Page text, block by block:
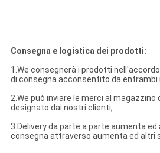
Consegna e logistica dei prodotti:
1.We consegnerà i prodotti
di consegna acconsentito da entrambi
2.We può inviare le merci al magazzino
designato dai nostri clienti,
3.Delivery da parte a parte aumenta
consegna attraverso aumenta ed altri